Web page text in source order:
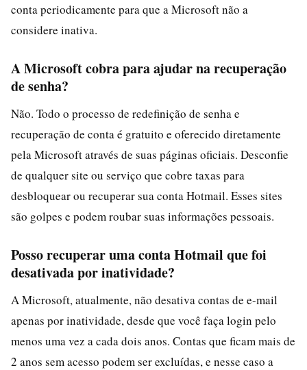
conta periodicamente para que a Microsoft não a
considere inativa.
A Microsoft cobra para ajudar na recuperação
de senha?
Não. Todo o processo de redefinição de senha e
recuperação de conta é gratuito e oferecido diretamente
pela Microsoft através de suas páginas oficiais. Desconfie
de qualquer site ou serviço que cobre taxas para
desbloquear ou recuperar sua conta Hotmail. Esses sites
são golpes e podem roubar suas informações pessoais.
Posso recuperar uma conta Hotmail que foi
desativada por inatividade?
A Microsoft, atualmente, não desativa contas de e-mail
apenas por inatividade, desde que você faça login pelo
menos uma vez a cada dois anos. Contas que ficam mais de
2 anos sem acesso podem ser excluídas, e nesse caso a